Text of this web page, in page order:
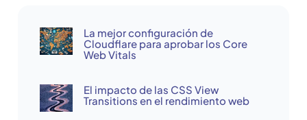
La mejor configuración de
Cloudflare para aprobar los Core
Web Vitals
El impacto de las CSS View
Transitions en el rendimiento web